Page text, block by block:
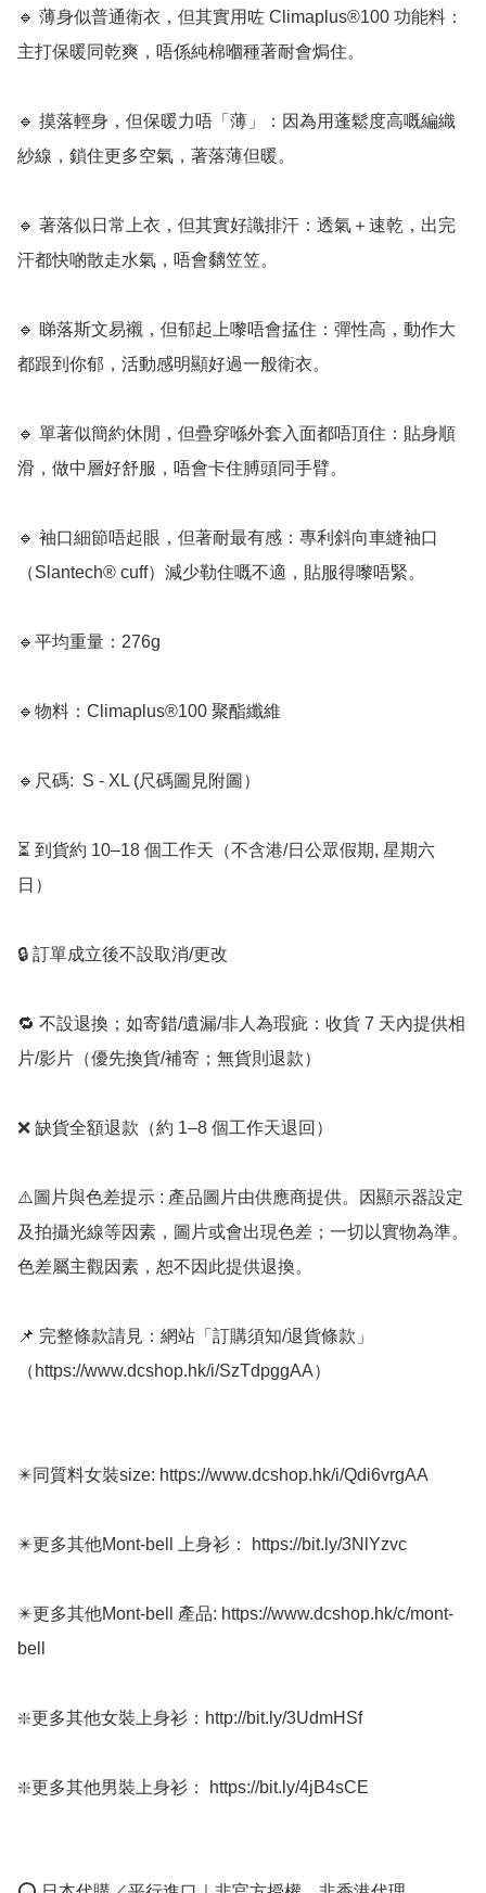
🔹 薄身似普通衛衣，但其實用咗 Climaplus®100 功能料：
主打保暖同乾爽，唔係純棉嗰種著耐會焗住。
🔹 摸落輕身，但保暖力唔「薄」：因為用蓬鬆度高嘅編織
紗線，鎖住更多空氣，著落薄但暖。
🔹 著落似日常上衣，但其實好識排汗：透氣＋速乾，出完
汗都快啲散走水氣，唔會黐笠笠。
🔹 睇落斯文易襯，但郁起上嚟唔會掹住：彈性高，動作大
都跟到你郁，活動感明顯好過一般衛衣。
🔹 單著似簡約休閒，但疊穿喺外套入面都唔頂住：貼身順
滑，做中層好舒服，唔會卡住膊頭同手臂。
🔹 袖口細節唔起眼，但著耐最有感：專利斜向車縫袖口
（Slantech® cuff）減少勒住嘅不適，貼服得嚟唔緊。
🔹平均重量：276g
🔹物料：Climaplus®100 聚酯纖維
🔹尺碼:  S - XL (尺碼圖見附圖）
⏳ 到貨約 10–18 個工作天（不含港/日公眾假期, 星期六
日）
🔒 訂單成立後不設取消/更改
🔁 不設退換；如寄錯/遺漏/非人為瑕疵：收貨 7 天內提供相
片/影片（優先換貨/補寄；無貨則退款）
❌ 缺貨全額退款（約 1–8 個工作天退回）
⚠️圖片與色差提示 : 產品圖片由供應商提供。因顯示器設定
及拍攝光線等因素，圖片或會出現色差；一切以實物為準。
色差屬主觀因素，恕不因此提供退換。
📌 完整條款請見：網站「訂購須知/退貨條款」
（https://www.dcshop.hk/i/SzTdpggAA）
✴️同質料女裝size: https://www.dcshop.hk/i/Qdi6vrgAA
✴️更多其他Mont-bell 上身衫： https://bit.ly/3NlYzvc
✴️更多其他Mont-bell 產品: https://www.dcshop.hk/c/mont-
bell
❇️更多其他女裝上身衫：http://bit.ly/3UdmHSf
❇️更多其他男裝上身衫： https://bit.ly/4jB4sCE